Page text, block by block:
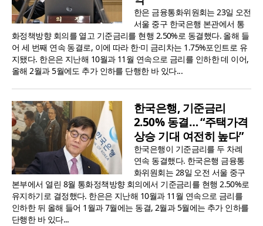
한은 금융통화위원회는 23일 오전
서울 중구 한국은행 본관에서 통
화정책방향 회의를 열고 기준금리를 현행 2.50%로 동결했다. 올해 들
어 세 번째 연속 동결로, 이에 따라 한·미 금리차는 1.75%포인트로 유
지됐다. 한은은 지난해 10월과 11월 연속으로 금리를 인하한 데 이어,
올해 2월과 5월에도 추가 인하를 단행한 바 있다...
한국은행, 기준금리
2.50% 동결… “주택가격
상승 기대 여전히 높다”
한국은행이 기준금리를 두 차례
연속 동결했다. 한국은행 금융통
화위원회는 28일 오전 서울 중구
본부에서 열린 8월 통화정책방향 회의에서 기준금리를 현행 2.50%로
유지하기로 결정했다. 한은은 지난해 10월과 11월 연속으로 금리를
인하한 뒤 올해 들어 1월과 7월에는 동결, 2월과 5월에는 추가 인하를
단행한 바 있다...